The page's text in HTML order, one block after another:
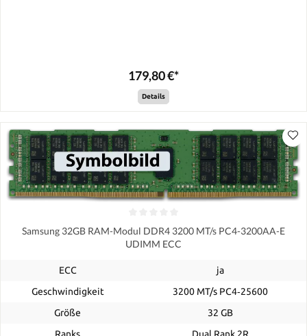
179,80 €*
Details
Samsung 32GB RAM-Modul DDR4 3200 MT/s PC4-3200AA-E
UDIMM ECC
ECC
ja
Geschwindigkeit
3200 MT/s PC4‑25600
Größe
32 GB